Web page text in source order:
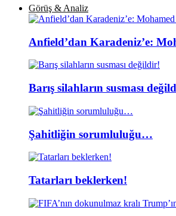
Görüş & Analiz
Anfield’dan Karadeniz’e:
Barış silahların susması
Şahitliğin sorumluluğu…
Tatarları beklerken!